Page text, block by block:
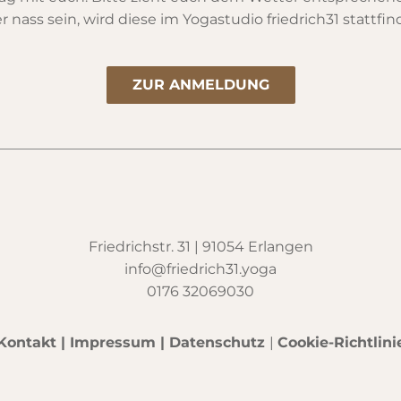
nass sein, wird diese im Yogastudio friedrich31
ZUR ANMELDUNG
Friedrichstr. 31 | 91054 Erlangen
info@friedrich31.yoga
0176 32069030
| Impressum | Datenschutz | Cookie-